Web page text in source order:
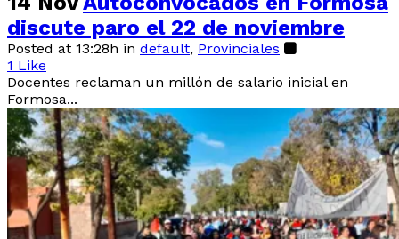
discute paro el 22 de noviembre
Posted at 13:28h in default, Provinciales
1 Like
Docentes reclaman un millón de salario inicial en
Formosa...